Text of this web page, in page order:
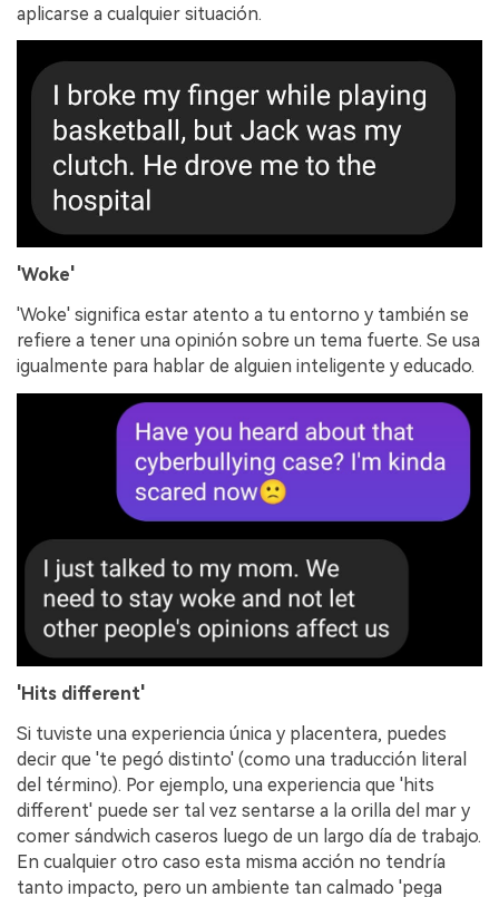
aplicarse a cualquier situación.
'Woke'
'Woke' significa estar atento a tu entorno y también se
refiere a tener una opinión sobre un tema fuerte. Se usa
igualmente para hablar de alguien inteligente y educado.
'Hits different'
Si tuviste una experiencia única y placentera, puedes
decir que 'te pegó distinto' (como una traducción literal
del término). Por ejemplo, una experiencia que 'hits
different' puede ser tal vez sentarse a la orilla del mar y
comer sándwich caseros luego de un largo día de trabajo.
En cualquier otro caso esta misma acción no tendría
tanto impacto, pero un ambiente tan calmado 'pega